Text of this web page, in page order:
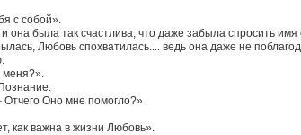
с собой».
она была так счастлива, что даже забыла спросить
Любовь спохватилась.... ведь она даже не
меня?».
Оно мне помогло?»
как важна в жизни Любовь».